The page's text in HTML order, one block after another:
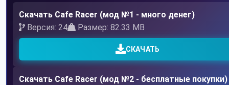
Скачать Cafe Racer (мод №1 - много денег)
Версия: 24
Размер: 82.33 MB
СКАЧАТЬ
Скачать Cafe Racer (мод №2 - бесплатные покупки)